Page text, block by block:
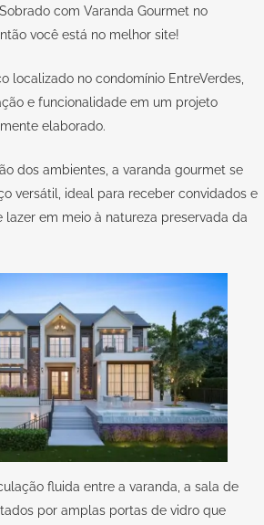
com Varanda Gourmet no
você está no melhor site!
localizado no condomínio EntreVerdes,
e funcionalidade em um projeto
elaborado.
dos ambientes, a varanda gourmet se
versátil, ideal para receber convidados e
em meio à natureza preservada da
fluida entre a varanda, a sala de
por amplas portas de vidro que